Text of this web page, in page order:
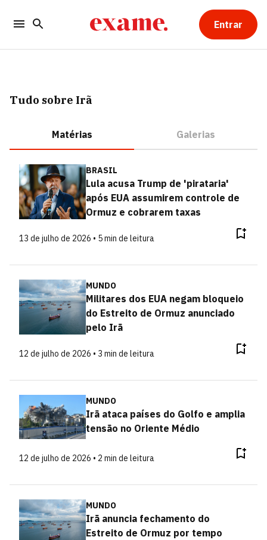
Entrar
Tudo sobre Irã
Matérias Galerias
BRASIL
Lula acusa Trump de 'pirataria'
após EUA assumirem controle de
Ormuz e cobrarem taxas
13 de julho de 2026 • 5 min de leitura
MUNDO
Militares dos EUA negam bloqueio
do Estreito de Ormuz anunciado
pelo Irã
12 de julho de 2026 • 3 min de leitura
MUNDO
Irã ataca países do Golfo e amplia
tensão no Oriente Médio
12 de julho de 2026 • 2 min de leitura
MUNDO
Irã anuncia fechamento do
Estreito de Ormuz por tempo